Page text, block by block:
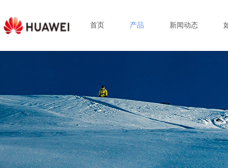
首页 产品 新闻动态